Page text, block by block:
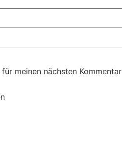
meinen nächsten Kommentar